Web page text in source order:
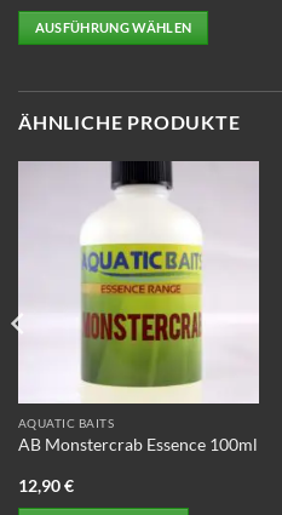
AUSFÜHRUNG WÄHLEN
mehrere
Varianten
Optionen
der
Produktseite
ÄHNLICHE PRODUKTE
AQUATIC BAITS
AB Monstercrab Essence 100ml
12,90€